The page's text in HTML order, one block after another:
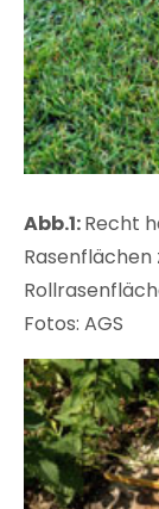
Abb.1:Recht
Rasenflächen
Fotos: AGS